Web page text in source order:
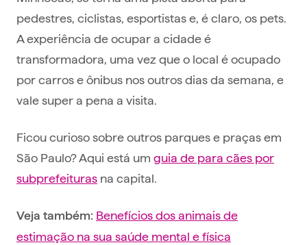
pedestres, ciclistas, esportistas e, é claro, os pets.
A experiência de ocupar a cidade é
transformadora, uma vez que o local é ocupado
por carros e ônibus nos outros dias da semana, e
vale super a pena a visita.
Ficou curioso sobre outros parques e praças em
São Paulo? Aqui está um guia de para cães por
subprefeituras na capital.
‍Veja também: Benefícios dos animais de
estimação na sua saúde mental e física